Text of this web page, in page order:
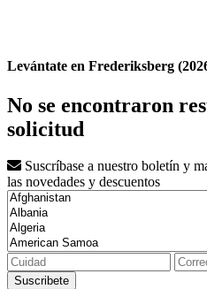
Levántate en Frederiksberg
No se encontraron
solicitud
Suscríbase a nuestro boletín y
las novedades y descuentos
Suscribete